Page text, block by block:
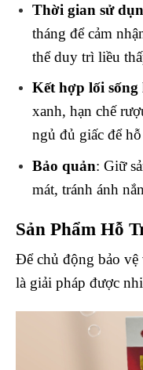
Thời gian sử
tháng để cảm
thể duy trì liều
Kết hợp lối
xanh, hạn chế
ngủ đủ giấc để
Bảo quản: Giữ
mát, tránh ánh
Sản Phẩm Hỗ
Để chủ động bảo vệ
là giải pháp được